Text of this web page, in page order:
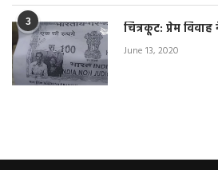
3 चित्रकूट: प्रेम
June 13, 2020